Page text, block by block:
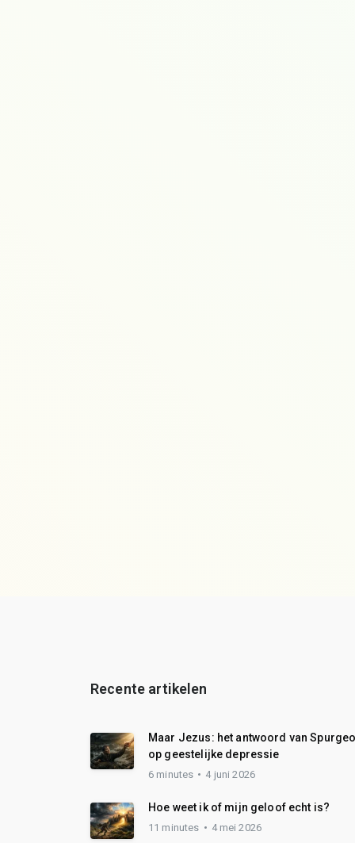
Recente artikelen
Maar Jezus: het antwoord van
op geestelijke depressie
6 minutes 4 juni 2026
Hoe weet ik of mijn geloof echt is?
11 minutes 4 mei 2026